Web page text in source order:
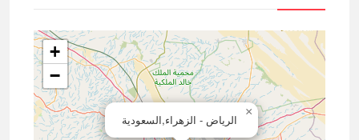
الرياض - الزهراء,السعودية
×
+
−